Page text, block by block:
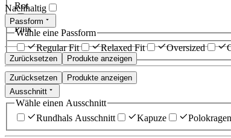
Rot
Pink
Zurücksetzen Produkte anzeigen
Nachhaltig
Passform
Wähle eine Passform
Regular Fit
Relaxed Fit Oversized
Zurücksetzen
Produkte anzeigen
Ausschnitt
Wähle einen Ausschnitt
Rundhals Ausschnitt
Kapuze Polokragen